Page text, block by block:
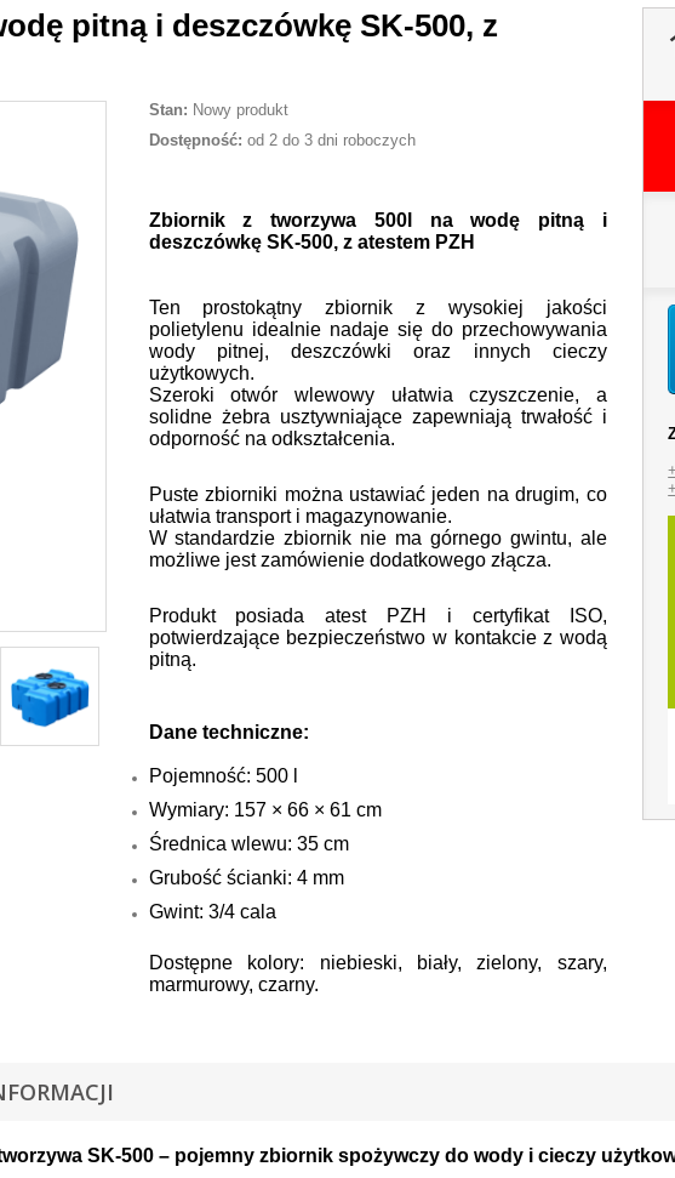
pitną i deszczówkę SK-500, z
Stan: Nowy produkt
Dostępność: od 2 do 3 dni roboczych
Zbiornik z tworzywa 500l na wodę pitną i
deszczówkę SK-500, z atestem PZH
Ten prostokątny zbiornik z wysokiej jakości
polietylenu idealnie nadaje się do przechowywania
wody pitnej, deszczówki oraz innych cieczy
użytkowych.
Szeroki otwór wlewowy ułatwia czyszczenie, a
solidne żebra usztywniające zapewniają trwałość i
odporność na odkształcenia.
Puste zbiorniki można ustawiać jeden na drugim, co
ułatwia transport i magazynowanie.
W standardzie zbiornik nie ma górnego gwintu, ale
możliwe jest zamówienie dodatkowego złącza.
Produkt posiada atest PZH i certyfikat ISO,
potwierdzające bezpieczeństwo w kontakcie z wodą
pitną.
Dane techniczne:
Pojemność: 500 l
Wymiary: 157 × 66 × 61 cm
Średnica wlewu: 35 cm
Grubość ścianki: 4 mm
Gwint: 3/4 cala
Dostępne kolory: niebieski, biały, zielony, szary,
marmurowy, czarny.
SK-500 – pojemny zbiornik spożywczy do wody i cieczy